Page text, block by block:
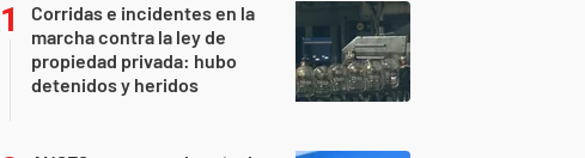
Corridas e incidentes en la
marcha contra la ley de
propiedad privada: hubo
detenidos y heridos